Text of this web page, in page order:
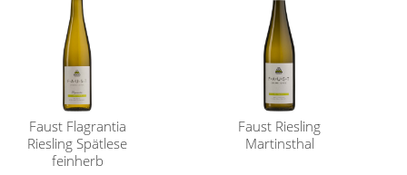
Faust Flagrantia
Riesling Spätlese
feinherb
Faust Riesling
Martinsthal